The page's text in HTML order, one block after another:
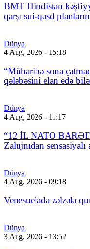
BMT Hindistan
qarşı sui-qəsd
Dünya
4 Aug, 2026 - 15:18
“Müharibə sona
qələbəsini elan edə
Dünya
4 Aug, 2026 - 11:17
“12 İL NATO
Zalujnıdan sensasiyalı
Dünya
4 Aug, 2026 - 09:18
Venesuelada zəlzələ
Dünya
3 Aug, 2026 - 13:52